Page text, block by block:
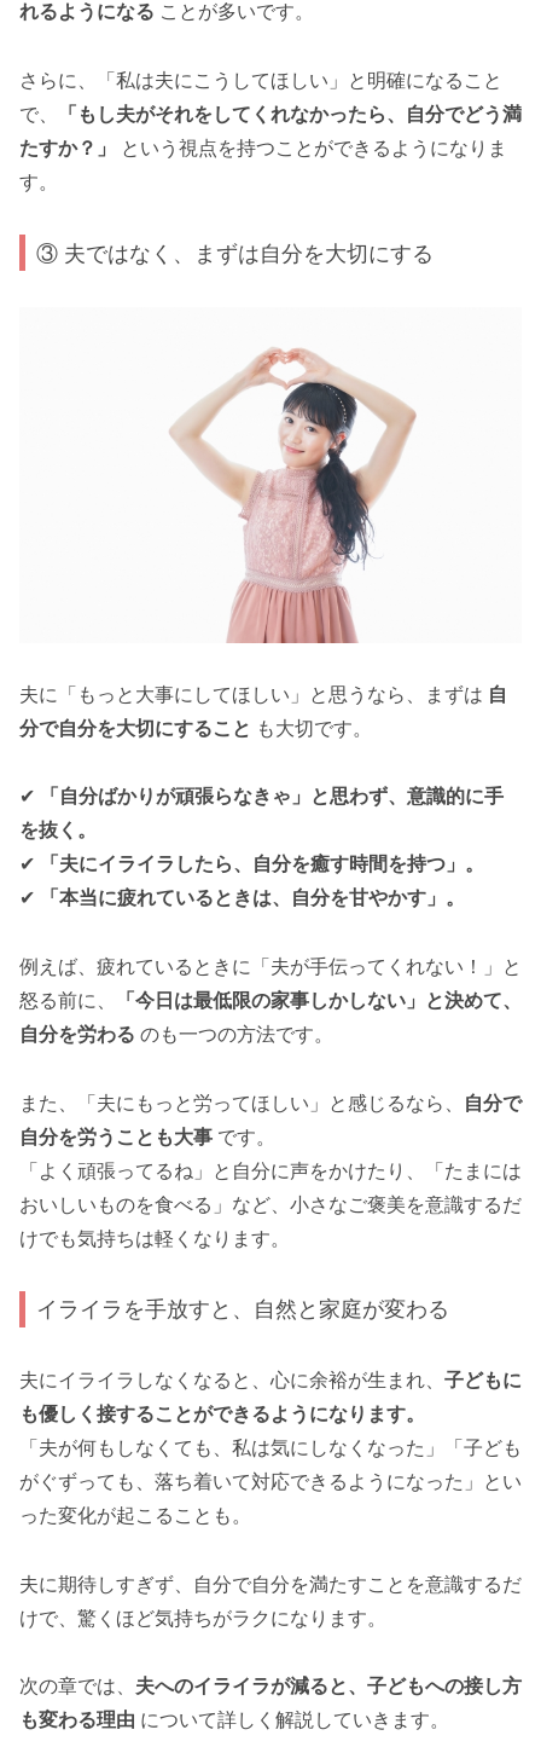
れるようになる ことが多いです。
さらに、「私は夫にこうしてほしい」と明確になること
で、
「もし夫がそれをしてくれなかったら、自分でどう満
たすか？」
という視点を持つことができるようになりま
す。
③ 夫ではなく、まずは自分を大切にする
夫に「もっと大事にしてほしい」と思うなら、まずは 自
分で自分を大切にすること も大切です。
✔
「自分ばかりが頑張らなきゃ」と思わず、意識的に手
を抜く。
✔
「夫にイライラしたら、自分を癒す時間を持つ」。
✔
「本当に疲れているときは、自分を甘やかす」。
例えば、疲れているときに「夫が手伝ってくれない！」と
怒る前に、
「今日は最低限の家事しかしない」と決めて、
自分を労わる のも一つの方法です。
また、「夫にもっと労ってほしい」と感じるなら、
自分で
自分を労うことも大事 です。
「よく頑張ってるね」と自分に声をかけたり、「たまには
おいしいものを食べる」など、小さなご褒美を意識するだ
けでも気持ちは軽くなります。
イライラを手放すと、自然と家庭が変わる
夫にイライラしなくなると、心に余裕が生まれ、 子どもに
も優しく接することができるようになります。
「夫が何もしなくても、私は気にしなくなった」「子ども
がぐずっても、落ち着いて対応できるようになった」とい
った変化が起こることも。
夫に期待しすぎず、自分で自分を満たすことを意識するだ
けで、驚くほど気持ちがラクになります。
次の章では、 夫へのイライラが減ると、子どもへの接し方
も変わる理由 について詳しく解説していきます。